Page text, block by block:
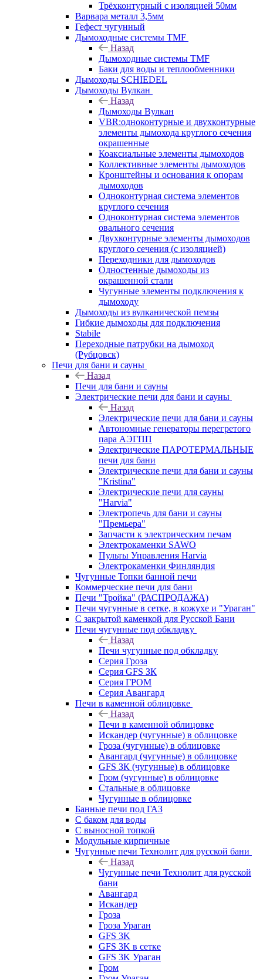
Трёхконтурный с изоляцией 50мм
Варвара металл 3,5мм
Гефест чугунный
Дымоходные системы TMF
Назад
Дымоходные системы TMF
Баки для воды и теплообменники
Дымоходы SCHIEDEL
Дымоходы Вулкан
Назад
Дымоходы Вулкан
VBR:одноконтурные и двухконтурные
элементы дымохода круглого сечения
окрашенные
Коаксиальные элементы дымоходов
Коллективные элементы дымоходов
Кронштейны и основания к опорам
дымоходов
Одноконтурная система элементов
круглого сечения
Одноконтурная система элементов
овального сечения
Двухконтурные элементы дымоходов
круглого сечения (с изоляцией)
Переходники для дымоходов
Одностенные дымоходы из
окрашенной стали
Чугунные элементы подключения к
дымоходу
Дымоходы из вулканической пемзы
Гибкие дымоходы для подключения
Stabile
Переходные патрубки на дымоход
(Рубцовск)
Печи для бани и сауны
Назад
Печи для бани и сауны
Электрические печи для бани и сауны
Назад
Электрические печи для бани и сауны
Автономные генераторы перегретого
пара АЭГПП
Электрические ПАРОТЕРМАЛЬНЫЕ
печи для бани
Электрические печи для бани и сауны
"Кristina"
Электрические печи для сауны
"Harvia"
Электропечь для бани и сауны
"Премьера"
Запчасти к электрическим печам
Электрокаменки SAWO
Пульты Управления Harvia
Электрокаменки Финляндия
Чугунные Топки банной печи
Коммерческие печи для бани
Печи "Тройка" (РАСПРОДАЖА)
Печи чугунные в сетке, в кожухе и "Ураган"
С закрытой каменкой для Русской Бани
Печи чугунные под обкладку
Назад
Печи чугунные под обкладку
Серия Гроза
Серия GFS ЗК
Серия ГРОМ
Серия Авангард
Печи в каменной облицовке
Назад
Печи в каменной облицовке
Искандер (чугунные) в облицовке
Гроза (чугунные) в облицовке
Авангард (чугунные) в облицовке
GFS ЗК (чугунные) в облицовке
Гром (чугунные) в облицовке
Стальные в облицовке
Чугунные в облицовке
Банные печи под ГАЗ
С баком для воды
С выносной топкой
Модульные кирпичные
Чугунные печи Технолит для русской бани
Назад
Чугунные печи Технолит для русской
бани
Авангард
Искандер
Гроза
Гроза Ураган
GFS 3K
GFS 3K в сетке
GFS 3K Ураган
Гром